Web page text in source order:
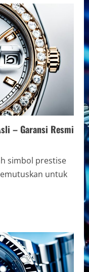
– Garansi Resmi
simbol prestise
untuk